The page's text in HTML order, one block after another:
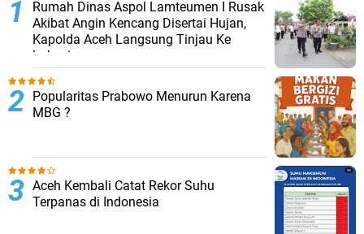
Rumah Dinas Aspol Lamteumen I Rusak
Akibat Angin Kencang Disertai Hujan,
Kapolda Aceh Langsung Tinjau Ke
Lokasi
Popularitas Prabowo Menurun Karena
MBG ?
Aceh Kembali Catat Rekor Suhu
Terpanas di Indonesia